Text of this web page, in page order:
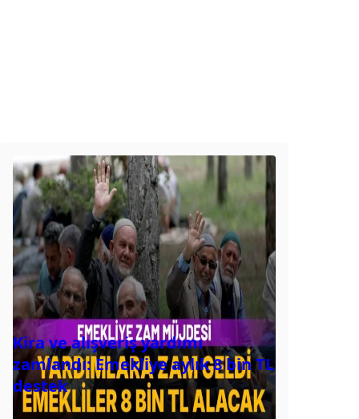
Kira ve alışveriş yardımı
zamlandı: Emekliye aylık 8 bin TL
destek